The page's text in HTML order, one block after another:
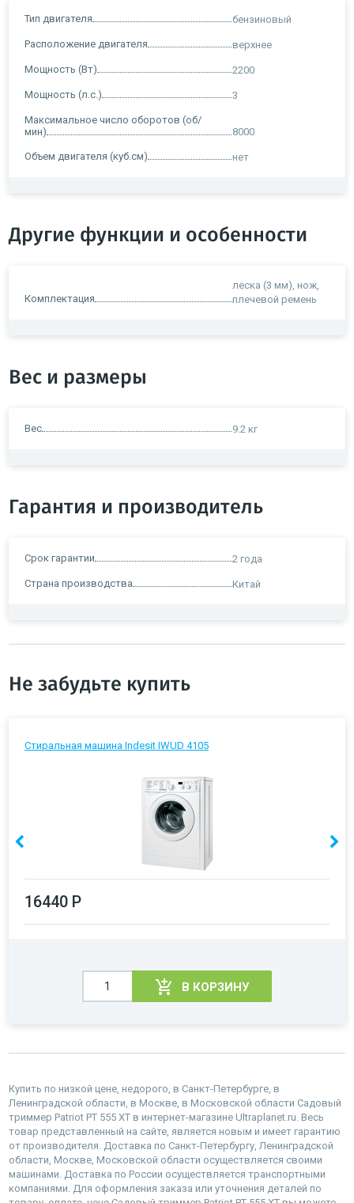
Тип двигателя бензиновый
Расположение двигателя верхнее
Мощность (Вт) 2200
Мощность (л.с.) 3
Максимальное число оборотов (об/
мин)
8000
Объем двигателя (куб.см) нет
Другие функции и особенности
Комплектация
леска (3 мм), нож,
плечевой ремень
Вес и размеры
Вес 9.2 кг
Гарантия и производитель
Срок гарантии 2 года
Страна производства Китай
Не забудьте купить
Стиральная машина Indesit IWUD 4105
16440 Р
В КОРЗИНУ
Купить по низкой цене, недорого, в Санкт-Петербурге, в
Ленинградской области, в Москве, в Московской области Садовый
триммер Patriot PT 555 XT в интернет-магазине Ultraplanet.ru. Весь
товар представленный на сайте, является новым и имеет гарантию
от производителя. Доставка по Санкт-Петербургу, Ленинградской
области, Москве, Московской области осуществляется своими
машинами. Доставка по России осуществляется транспортными
компаниями. Для оформления заказа или уточнения деталей по